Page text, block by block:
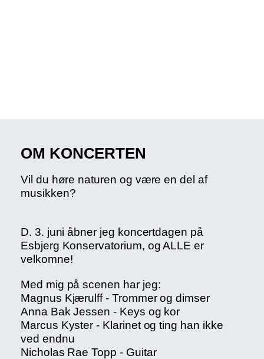
OM KONCERTEN
Vil du høre naturen og være en del af
musikken?
D. 3. juni åbner jeg koncertdagen på
Esbjerg Konservatorium, og ALLE er
velkomne!
Med mig på scenen har jeg:
Magnus Kjærulff - Trommer og dimser
Anna Bak Jessen - Keys og kor
Marcus Kyster - Klarinet og ting han ikke
ved endnu
Nicholas Rae Topp - Guitar